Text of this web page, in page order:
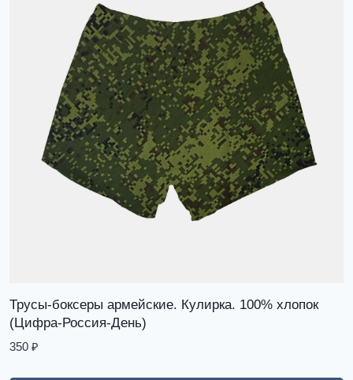
Трусы-боксеры армейские. Кулирка. 100% хлопок
(Цифра-Россия-День)
350 ₽